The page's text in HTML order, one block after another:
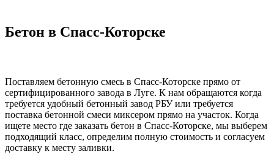
Бетон в Спасс-Которске
Поставляем бетонную смесь в Спасс-Которске прямо от
сертифицированного завода в Луге. К нам обращаются когда
требуется удобный бетонный завод РБУ или требуется
поставка бетонной смеси миксером прямо на участок. Когда
ищете место где заказать бетон в Спасс-Которске, мы выберем
подходящий класс, определим полную стоимость и согласуем
доставку к месту заливки.